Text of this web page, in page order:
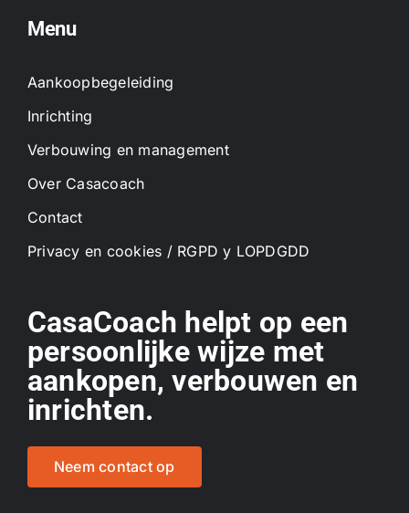
Menu
Aankoopbegeleiding
Inrichting
Verbouwing en management
Over Casacoach
Contact
Privacy en cookies / RGPD y LOPDGDD
CasaCoach helpt op een
persoonlijke wijze met
aankopen, verbouwen en
inrichten.
Neem contact op